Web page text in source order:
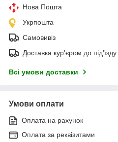
Нова Пошта
Укрпошта
Самовивіз
Доставка кур'єром до під'їзду.
Всі умови доставки
Умови оплати
Оплата на рахунок
Оплата за реквізитами